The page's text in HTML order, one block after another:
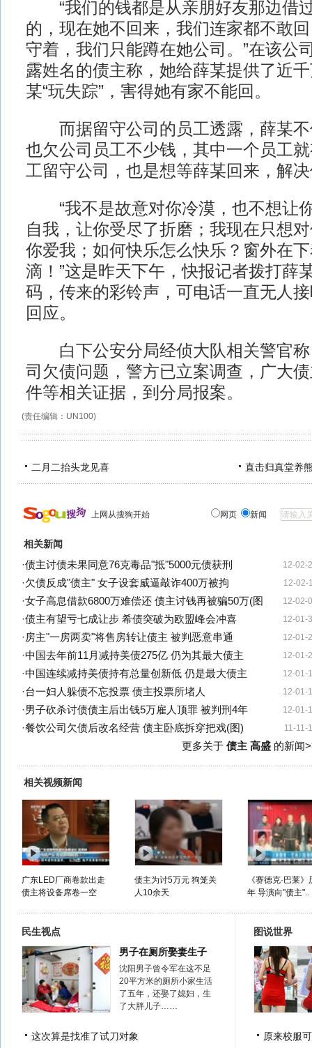
“我们的钱都是从亲朋好友那边借
的，现在她不回来，我们连家都不敢
守着，我们只能蹲在她公司。”在该公
露姓名的债主称，她给薛某提供了近
某“玩失踪”，害得她有家不能回。
而据留守公司的员工透露，薛某不
也欠公司员工不少钱，其中一个员工
工留守公司，也是想等薛某回来，解
“我不是故意对你冷漠，也不想让
自我，让你受尽了折磨；我现在只想
你爱我；如何快乐怎么快乐？窗外在
滴！”这是昨天下午，快报记者拨打薛
码，传来的彩铃声，可电话一直无人
回应。
白下公安分局经侦大队相关警官称
司欠债问题，警方已立案调查，广大
件等相关证据，到分局报案。
(责任编辑：UN100)
二月二抬头龙见喜 直击归真堂养
上网从搜狗开始 网页 新闻
相关新闻
12-02-
·债主讨债未果同意76克毒品"抵"5000元债获刑
12-02-
·欠债反成"债主" 女子设套威逼敲诈400万被拘
12-02-
·女子高息借款6800万难偿还 债主讨钱再被骗50万(图
12-01-
·债主有望亏七成让步 希债突破为欧盟峰会冲喜
12-01-
·房主"一房两卖"将售房转让债主 被判恶意串通
12-01-
·中国去年前11月减持美债275亿 仍为其最大债主
12-01-
·中国连续减持美债持有总量创新低 仍是最大债主
12-01-
·台一妇人躲债不忘投票 债主投票所堵人
12-01-
·男子砍杀讨债债主后出钱5万雇人顶罪 被判刑4年
11-11-
·餐饮公司欠债后改名经营 债主卧底拆穿把戏(图)
更多关于 债主 高盛的新闻
相关视频新闻
广东LED厂商卷款出走
债主将设备席卷一空
债主为讨5万元 狗笼关
人10余天
《赛德克·巴莱
年 导演向"债主"..
民生视点
男子在厕所娶妻生子
沈阳男子曾令军在这不足
20平方米的厕所小家生活
了五年，还娶了媳妇，生
了大胖儿子……
这次算是找准了试刀对象
图说世界
原来校服